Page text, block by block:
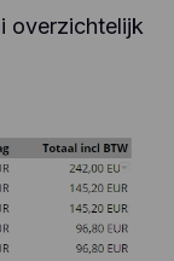
overzichtelijk